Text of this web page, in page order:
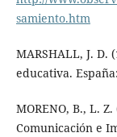
samiento.htm
MARSHALL, J. D.
educativa.
MORENO, B., L.
Comunicación e